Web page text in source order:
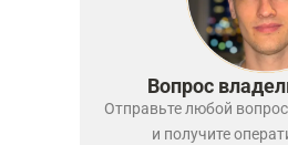
Вопрос
Отправьте любой
и получите